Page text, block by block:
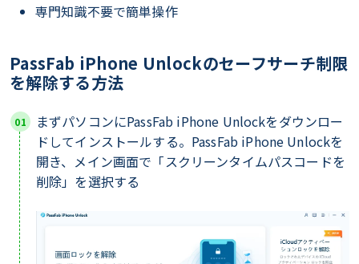
専門知識不要で簡単操作
PassFab iPhone Unlockのセーフサーチ制限
を解除する方法
まずパソコンにPassFab iPhone Unlockをダウンロー
ドしてインストールする。PassFab iPhone Unlockを
開き、メイン画面で「スクリーンタイムパスコードを
削除」を選択する